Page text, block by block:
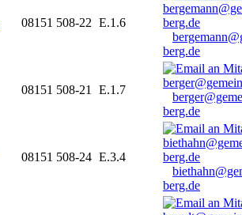
08151 508-22 E.1.6
berg.de
08151 508-21 E.1.7
berg.de
08151 508-24 E.3.4
berg.de